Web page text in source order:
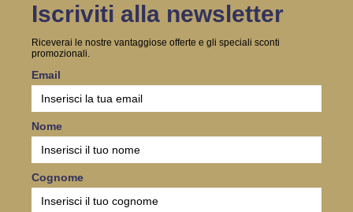
Iscriviti alla newsletter
Riceverai le nostre vantaggiose offerte e gli speciali sconti
promozionali.
Email
Nome
Cognome